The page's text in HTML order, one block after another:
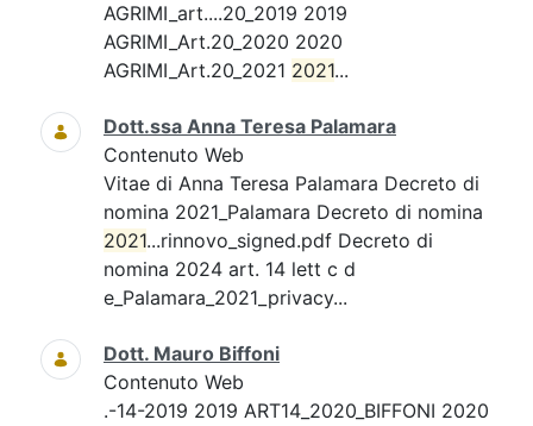
AGRIMI_art....20_2019 2019
AGRIMI_Art.20_2020 2020
AGRIMI_Art.20_2021 2021...
Dott.ssa Anna Teresa Palamara
Contenuto Web
Vitae di Anna Teresa Palamara Decreto di
nomina 2021_Palamara Decreto di nomina
2021...rinnovo_signed.pdf Decreto di
nomina 2024 art. 14 lett c d
e_Palamara_2021_privacy...
Dott. Mauro Biffoni
Contenuto Web
.-14-2019 2019 ART14_2020_BIFFONI 2020